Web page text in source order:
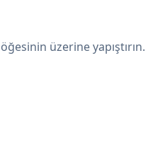
üzerine yapıştırın.